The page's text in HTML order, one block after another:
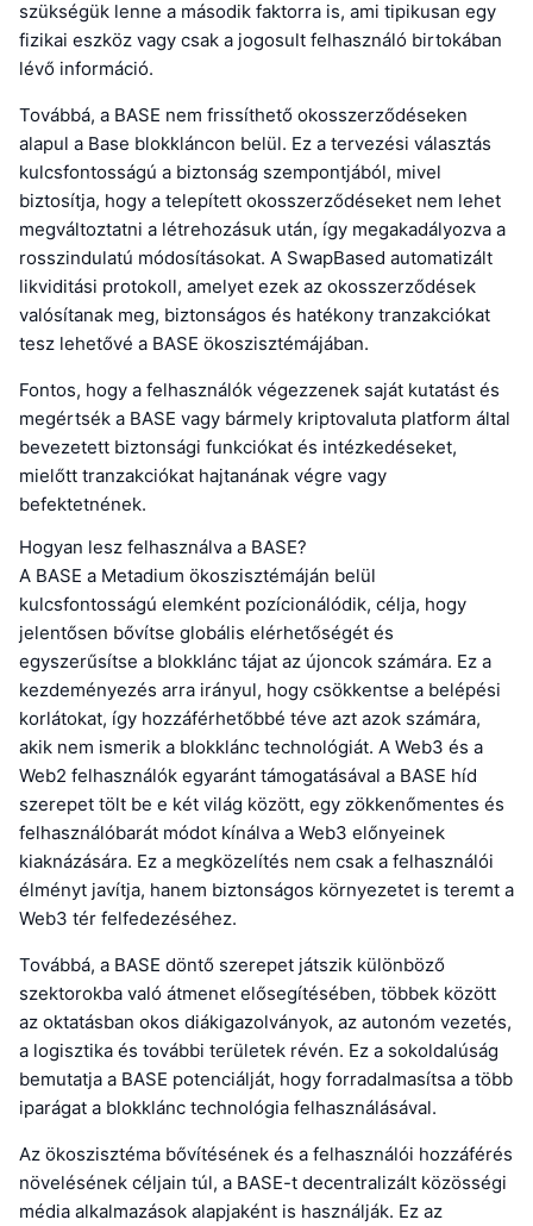
szükségük lenne a második faktorra is, ami tipikusan egy
fizikai eszköz vagy csak a jogosult felhasználó birtokában
lévő információ.
Továbbá, a BASE nem frissíthető okosszerződéseken
alapul a Base blokkláncon belül. Ez a tervezési választás
kulcsfontosságú a biztonság szempontjából, mivel
biztosítja, hogy a telepített okosszerződéseket nem lehet
megváltoztatni a létrehozásuk után, így megakadályozva a
rosszindulatú módosításokat. A SwapBased automatizált
likviditási protokoll, amelyet ezek az okosszerződések
valósítanak meg, biztonságos és hatékony tranzakciókat
tesz lehetővé a BASE ökoszisztémájában.
Fontos, hogy a felhasználók végezzenek saját kutatást és
megértsék a BASE vagy bármely kriptovaluta platform által
bevezetett biztonsági funkciókat és intézkedéseket,
mielőtt tranzakciókat hajtanának végre vagy
befektetnének.
Hogyan lesz felhasználva a BASE?
A BASE a Metadium ökoszisztémáján belül
kulcsfontosságú elemként pozícionálódik, célja, hogy
jelentősen bővítse globális elérhetőségét és
egyszerűsítse a blokklánc tájat az újoncok számára. Ez a
kezdeményezés arra irányul, hogy csökkentse a belépési
korlátokat, így hozzáférhetőbbé téve azt azok számára,
akik nem ismerik a blokklánc technológiát. A Web3 és a
Web2 felhasználók egyaránt támogatásával a BASE híd
szerepet tölt be e két világ között, egy zökkenőmentes és
felhasználóbarát módot kínálva a Web3 előnyeinek
kiaknázására. Ez a megközelítés nem csak a felhasználói
élményt javítja, hanem biztonságos környezetet is teremt a
Web3 tér felfedezéséhez.
Továbbá, a BASE döntő szerepet játszik különböző
szektorokba való átmenet elősegítésében, többek között
az oktatásban okos diákigazolványok, az autonóm vezetés,
a logisztika és további területek révén. Ez a sokoldalúság
bemutatja a BASE potenciálját, hogy forradalmasítsa a több
iparágat a blokklánc technológia felhasználásával.
Az ökoszisztéma bővítésének és a felhasználói hozzáférés
növelésének céljain túl, a BASE-t decentralizált közösségi
média alkalmazások alapjaként is használják. Ez az